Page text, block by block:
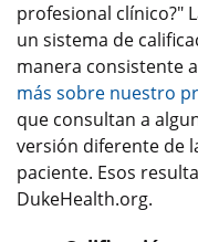
profesional clínico?"
un sistema de
manera consistente
más sobre nuestro
que consultan a
versión diferente de
paciente. Esos
DukeHealth.org.